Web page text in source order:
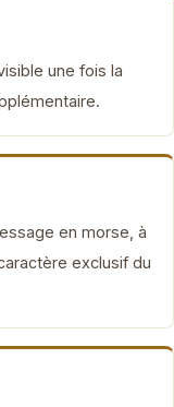
une fois la
en morse, à
exclusif du